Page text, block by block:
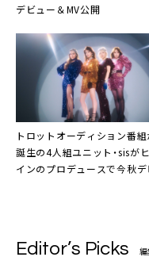
デビュー＆MV公開
トロットオーディション番組
誕生の4人組ユニット・sisが
インのプロデュースで今秋デ
Editor’s Picks